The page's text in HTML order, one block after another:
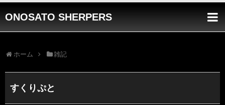
ONOSATO SHERPERS
ホーム 雑記
すくりぷと